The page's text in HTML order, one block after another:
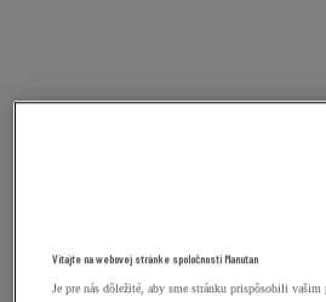
Vitajte na webovej stránke spoločnosti Manutan
Je pre nás dôležité, aby sme stránku prispôsobili vašim